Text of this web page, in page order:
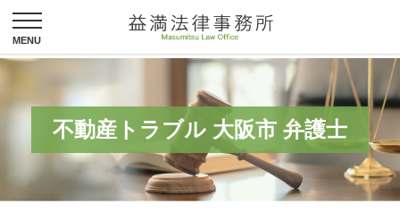
不動産トラブル 大阪市 弁護士